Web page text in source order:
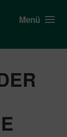
Menü